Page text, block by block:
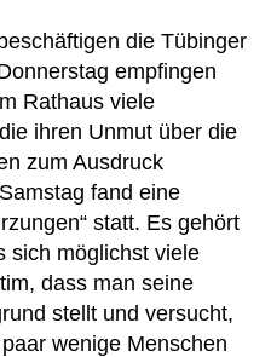
die Tübinger
empfingen
Rathaus viele
ihren Unmut über die
zum Ausdruck
fand eine
statt. Es gehört
sich möglichst viele
dass man seine
stellt und versucht,
wenige Menschen